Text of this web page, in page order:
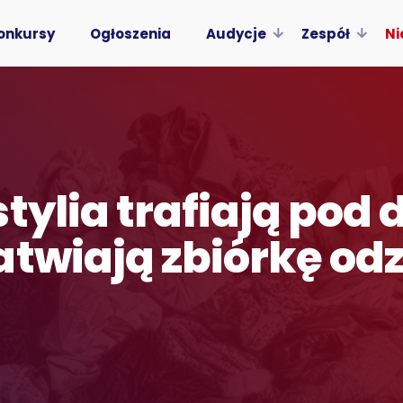
Ogłoszenia Audycje Zespół
trafiają pod
zbiórkę